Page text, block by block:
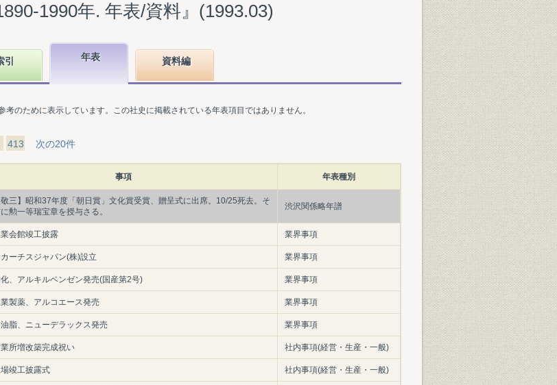
1990年. 年表/資料』(1993.03)
引 年表 資料編
考のために表示しています。この社史に掲載されている年表項目ではありません。
413 次の20件
事項 年表種別
敬三】昭和37年度「朝日賞」文化賞受賞、贈呈式に出席。10/25死去。そ
勲一等瑞宝章を授与さる。
渋沢関係略年譜
会館竣工披露 業界事項
ーチスジャパン(株)設立 業界事項
、アルキルベンゼン発売(国産第2号) 業界事項
製薬、アルコエース発売 業界事項
油脂、ニューデラックス発売 業界事項
所増改築完成祝い 社内事項(経営・生産・一般)
竣工披露式 社内事項(経営・生産・一般)